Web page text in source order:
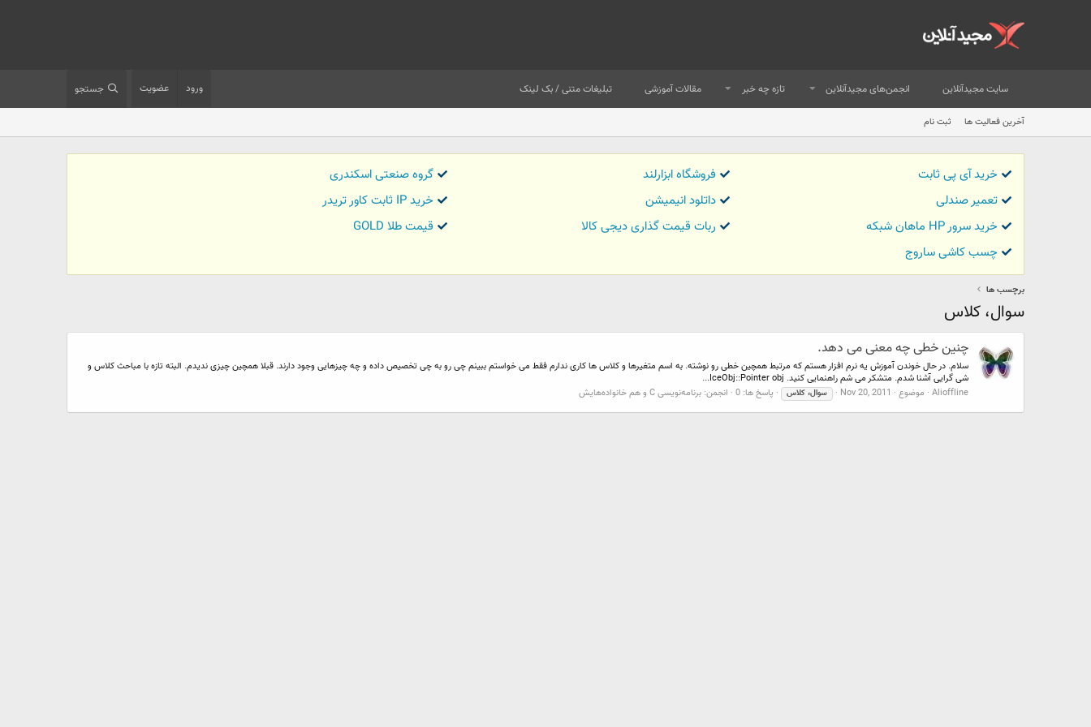
سایت مجیدآنلاین انجمن‌های مجیدآنلاین تازه چه خبر مقالات آموزشی تبلیغات متنی / بک لینک ورود عضویت جستجو
آخرین فعالیت ها ثبت نام
خرید آی پی ثابت فروشگاه ابزارلند
گروه صنعتی اسکندری
تعمیر صندلی
داتلود انیمیشن
خرید IP ثابت کاور تریدر
خرید سرور HP ماهان شبکه
ربات قیمت گذاری دیجی کالا
قیمت طلا GOLD
چسب کاشی ساروج
برچسب ها
سوال، کلاس
چنین خطی چه معنی می دهد.
سلام. در حال خوندن آموزش یه نرم افزار هستم که مرتبط همچین خطی رو نوشته. به اسم متغیرها و کلاس ها کاری ندارم فقط می خواستم ببینم چی رو به چی تخصیص داده و چه چیزهایی وجود دارند. قبلا همچین چیزی ندیدم. البته تازه با مباحث کلاس و
شی گرایی آشنا شدم. متشکر می شم راهنمایی کنید. IceObj::Pointer obj...
Alioffline موضوع Nov 20, 2011 سوال، کلاس پاسخ ها: 0 انجمن: برنامه‌نویسی C و هم خانواده‌هایش